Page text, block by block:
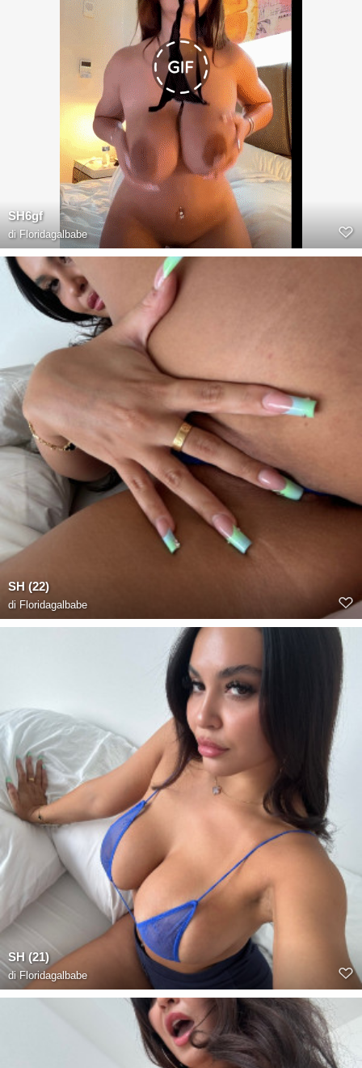
SH6gf
di Floridagalbabe
SH (22)
di Floridagalbabe
SH (21)
di Floridagalbabe